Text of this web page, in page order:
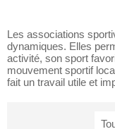
Les associations
dynamiques. Elles
activité, son sport
mouvement sportif
fait un travail utile et